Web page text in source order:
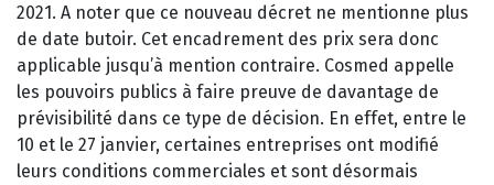
2021. A noter que ce nouveau décret ne mentionne plus
de date butoir. Cet encadrement des prix sera donc
applicable jusqu’à mention contraire. Cosmed appelle
les pouvoirs publics à faire preuve de davantage de
prévisibilité dans ce type de décision. En effet, entre le
10 et le 27 janvier, certaines entreprises ont modifié
leurs conditions commerciales et sont désormais